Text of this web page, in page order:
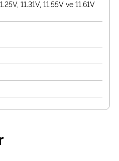
11.31V, 11.55V ve 11.61V